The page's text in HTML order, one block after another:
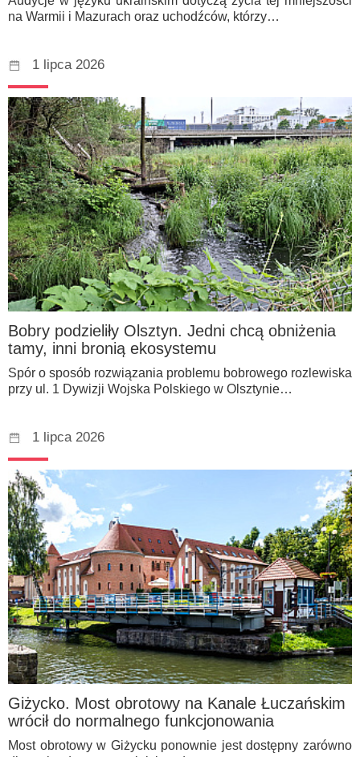
na Warmii i Mazurach oraz uchodźców, którzy…
1 lipca 2026
Bobry podzieliły Olsztyn. Jedni chcą obniżenia
tamy, inni bronią ekosystemu
Spór o sposób rozwiązania problemu bobrowego rozlewiska
przy ul. 1 Dywizji Wojska Polskiego w Olsztynie…
1 lipca 2026
Giżycko. Most obrotowy na Kanale Łuczańskim
wrócił do normalnego funkcjonowania
Most obrotowy w Giżycku ponownie jest dostępny zarówno